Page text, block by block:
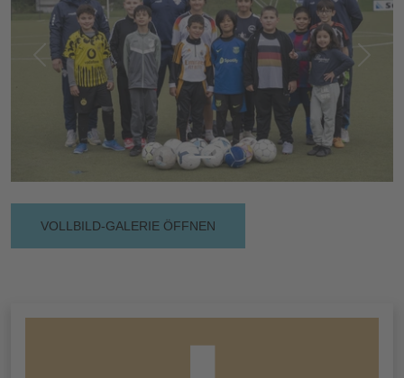
Vorherige
VOLLBILD-GALERIE ÖFFNEN